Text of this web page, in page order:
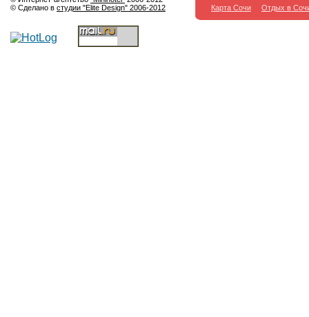
© Сделано в студии "Elite Design" 2006-2012 Карта Сочи Отдых в